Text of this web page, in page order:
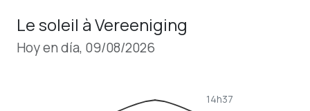
Le soleil à Vereeniging
Hoy en día, 09/08/2026
14h37